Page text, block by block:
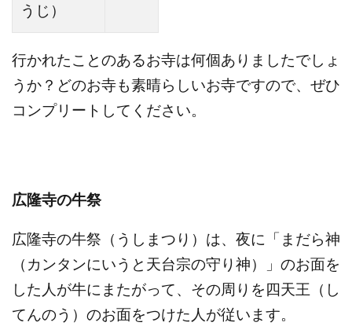
うじ）
行かれたことのあるお寺は何個ありましたでしょ
うか？どのお寺も素晴らしいお寺ですので、ぜひ
コンプリートしてください。
広隆寺の牛祭
広隆寺の牛祭（うしまつり）は、夜に「まだら神
（カンタンにいうと天台宗の守り神）」のお面を
した人が牛にまたがって、その周りを四天王（し
てんのう）のお面をつけた人が従います。